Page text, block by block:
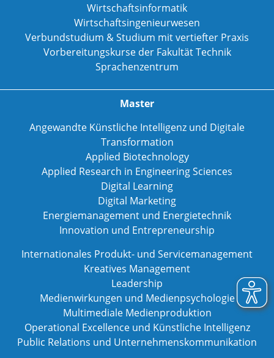
Wirtschaftsinformatik
Wirtschaftsingenieurwesen
Verbundstudium & Studium mit vertiefter Praxis
Vorbereitungskurse der Fakultät Technik
Sprachenzentrum
Master
Angewandte Künstliche Intelligenz und Digitale
Transformation
Applied Biotechnology
Applied Research in Engineering Sciences
Digital Learning
Digital Marketing
Energiemanagement und Energietechnik
Innovation und Entrepreneurship
Internationales Produkt- und Servicemanagement
Kreatives Management
Leadership
Medienwirkungen und Medienpsychologie
Multimediale Medienproduktion
Operational Excellence und Künstliche Intelligenz
Public Relations und Unternehmenskommunikation